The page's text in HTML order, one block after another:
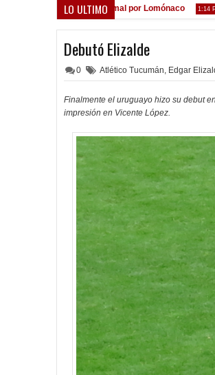
LO ULTIMO
espera de la oferta formal por Lomónaco 1:14 PM
Debutó Elizalde
0 Atlético Tucumán, Edgar
Finalmente el uruguayo hizo su debut
impresión en Vicente López.